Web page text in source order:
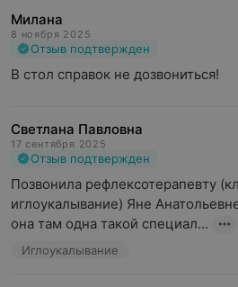
Милана
8 ноября 2025
Отзыв подтвержден
В стол справок не дозвониться!
Светлана Павловна
17 сентября 2025
Отзыв подтвержден
Позвонила рефлексотерапевту
иглоукалывание) Яне
она там одна такой специал...
Иглоукалывание